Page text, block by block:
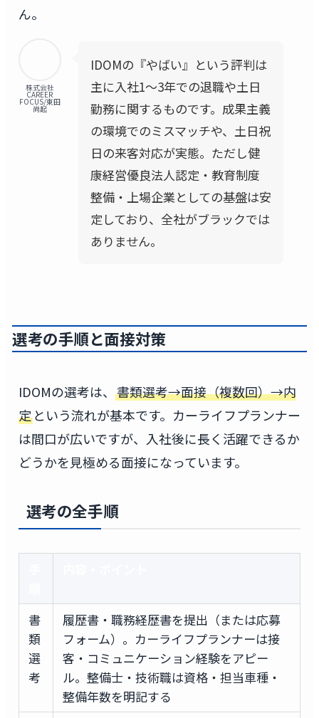
ん。
株式会社
CAREER
FOCUS/東田
尚起
IDOMの『やばい』という評判は
主に入社1〜3年での退職や土日
勤務に関するものです。成果主義
の環境でのミスマッチや、土日祝
日の来客対応が実態。ただし健
康経営優良法人認定・教育制度
整備・上場企業としての基盤は安
定しており、全社がブラックでは
ありません。
選考の手順と面接対策
IDOMの選考は、 書類選考→面接（複数回）→内
定という流れが基本です。カーライフプランナー
は間口が広いですが、入社後に長く活躍できるか
どうかを見極める面接になっています。
選考の全手順
書
類
選
考
履歴書・職務経歴書を提出（または応募
フォーム）。カーライフプランナーは接
客・コミュニケーション経験をアピー
ル。整備士・技術職は資格・担当車種・
整備年数を明記する